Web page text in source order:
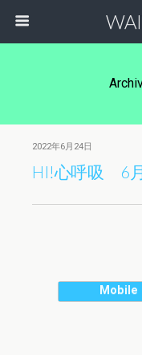
2022年6月24日
HI!心呼吸 6月
Mobile